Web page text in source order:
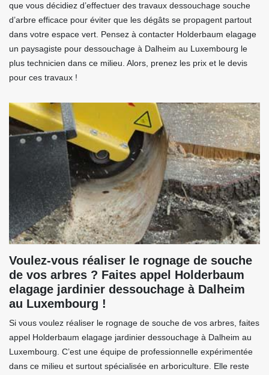
que vous décidiez d’effectuer des travaux dessouchage souche
d’arbre efficace pour éviter que les dégâts se propagent partout
dans votre espace vert. Pensez à contacter Holderbaum elagage
un paysagiste pour dessouchage à Dalheim au Luxembourg le
plus technicien dans ce milieu. Alors, prenez les prix et le devis
pour ces travaux !
Voulez-vous réaliser le rognage de souche
de vos arbres ? Faites appel Holderbaum
elagage jardinier dessouchage à Dalheim
au Luxembourg !
Si vous voulez réaliser le rognage de souche de vos arbres, faites
appel Holderbaum elagage jardinier dessouchage à Dalheim au
Luxembourg. C’est une équipe de professionnelle expérimentée
dans ce milieu et surtout spécialisée en arboriculture. Elle reste